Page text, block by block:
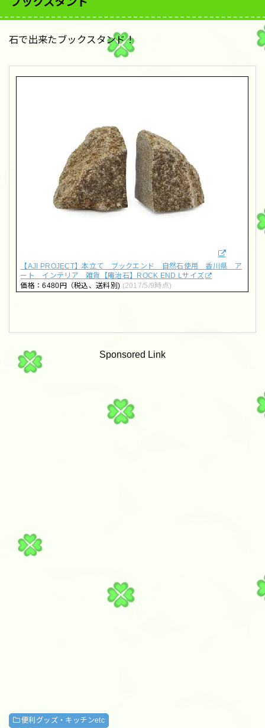
石で出来たブックスタンド！
【AJI PROJECT】本立て ブックエンド 自然石使用 香川県 ア
ート インテリア 雑貨【庵治石】ROCK END Lサイズ
価格：6480円（税込、送料別) (2017/5/9時点)
Sponsored Link
便利グッズ・キッチンetc